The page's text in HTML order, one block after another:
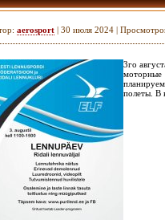
aerosport | 30 июля 2024 |
3го
полеты. В